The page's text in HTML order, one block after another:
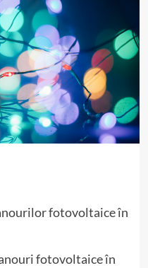
fotovoltaice în
fotovoltaice în